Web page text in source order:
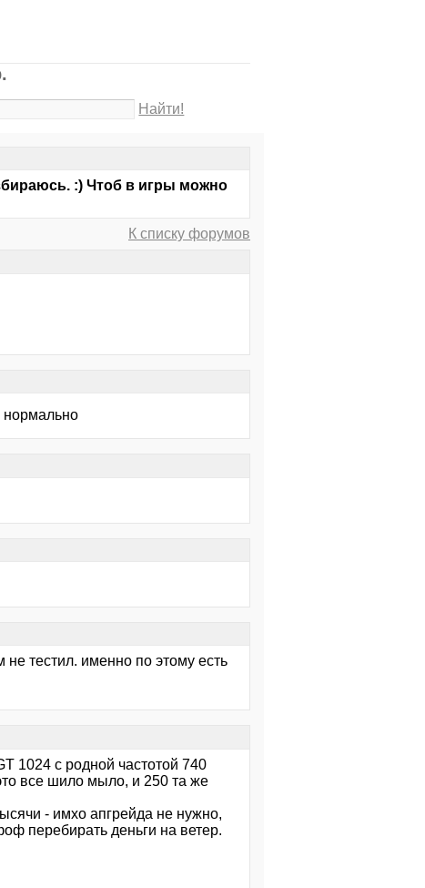
Найти!
:) Чтоб в игры можно
К списку форумов
нормально
тестил. именно по этому есть
1024 с родной частотой 740
все шило мыло, и 250 та же
- имхо апгрейда не нужно,
перебирать деньги на ветер.